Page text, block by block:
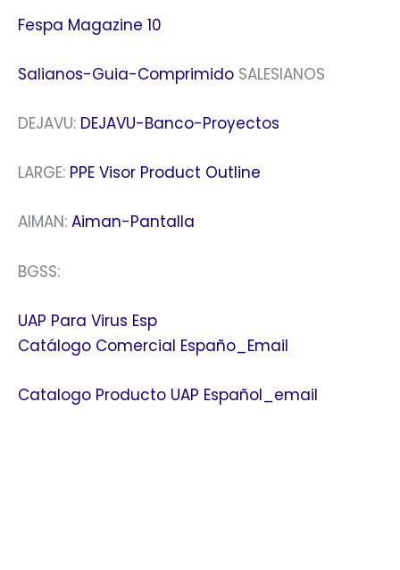
Fespa Magazine 10
Salianos-Guia-Comprimido SALESIANOS
DEJAVU: DEJAVU-Banco-Proyectos
LARGE: PPE Visor Product Outline
AIMAN: Aiman-Pantalla
BGSS:
UAP Para Virus Esp
Catálogo Comercial Españo_Email
Catalogo Producto UAP Español_email